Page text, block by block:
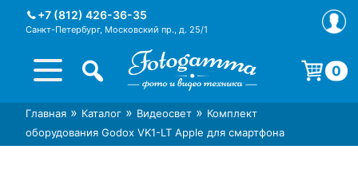
+7 (812) 426-36-35
Санкт-Петербург, Московский пр., д. 25/1
Интернет-магазин фототехники
Foto-Gamma в СПб
Магазин фотоаксессуаров foto-
gamma.ru
0
Корзина пуста.
Главная » Каталог » Видеосвет » Комплект
оборудования Godox VK1-LT Apple для смартфона